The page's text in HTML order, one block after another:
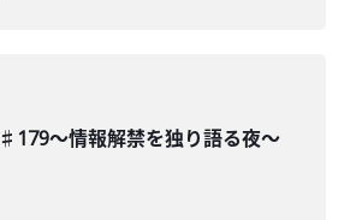
♯179〜情報解禁を独り語る夜〜